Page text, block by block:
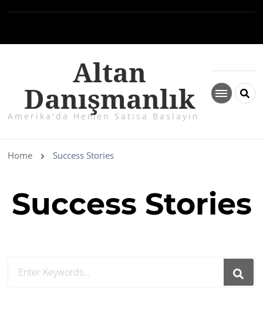
Altan
Danışmanlık
Amerika'da Hemen Satisa Baslayin
Home Success Stories
Success Stories
Looking